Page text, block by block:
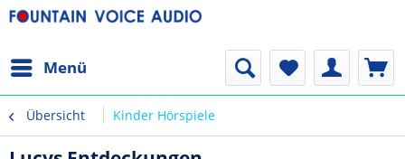
Menü
Übersicht Kinder Hörspiele